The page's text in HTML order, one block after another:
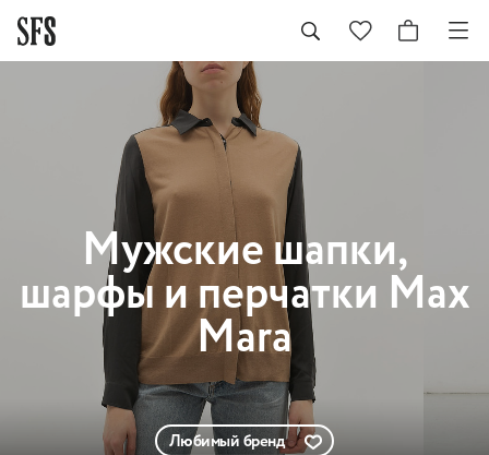
Мужскиешапки,
шарфы и перчатки Max
Mara
Любимый бренд